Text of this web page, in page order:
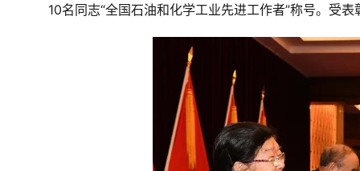
10名同志“全国石油和化学工业先进工作者”称号。受